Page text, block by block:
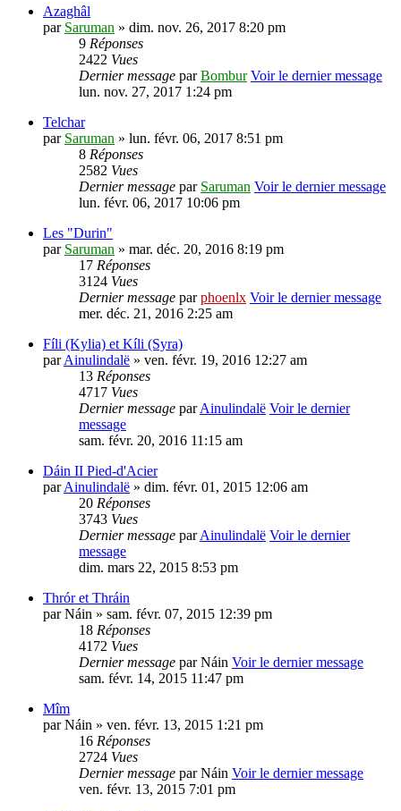
Azaghâl
par Saruman » dim. nov. 26, 2017 8:20 pm
9 Réponses
2422 Vues
Dernier message parBombur Voir le dernier message
lun. nov. 27, 2017 1:24 pm
Telchar
par Saruman » lun. févr. 06, 2017 8:51 pm
8 Réponses
2582 Vues
Dernier message par Saruman Voir le dernier message
lun. févr. 06, 2017 10:06 pm
Les "Durin"
par Saruman » mar. déc. 20, 2016 8:19 pm
17 Réponses
3124 Vues
Dernier message parphoenlx Voir le dernier message
mer. déc. 21, 2016 2:25 am
Fíli (Kylia) et Kíli (Syra)
parAinulindalë » ven. févr. 19, 2016 12:27 am
13 Réponses
4717 Vues
Dernier message parAinulindalë Voir le dernier
message
sam. févr. 20, 2016 11:15 am
Dáin II Pied-d'Acier
parAinulindalë » dim. févr. 01, 2015 12:06 am
20 Réponses
3743 Vues
Dernier message parAinulindalë Voir le dernier
message
dim. mars 22, 2015 8:53 pm
Thrór et Thráin
parNáin » sam. févr. 07, 2015 12:39 pm
18 Réponses
4172 Vues
Dernier message parNáin Voir le dernier message
sam. févr. 14, 2015 11:47 pm
Mîm
parNáin » ven. févr. 13, 2015 1:21 pm
16 Réponses
2724 Vues
Dernier message parNáin Voir le dernier message
ven. févr. 13, 2015 7:01 pm